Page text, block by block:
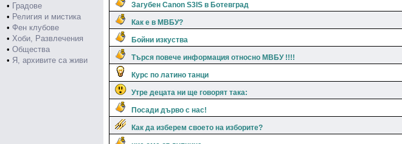
• Градове
• Религия и мистика
• Фен клубове
• Хоби, Развлечения
• Общества
• Я, архивите са живи
Загубен Canon S3IS в Ботевград
Как е в МВБУ?
Бойни изкуства
Търся повече информация относно МВБУ !!!!
Курс по латино танци
Утре децата ни ще говорят така:
Посади дърво с нас!
Как да изберем своето на изборите?